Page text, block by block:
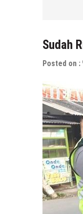
Sudah
Posted on :